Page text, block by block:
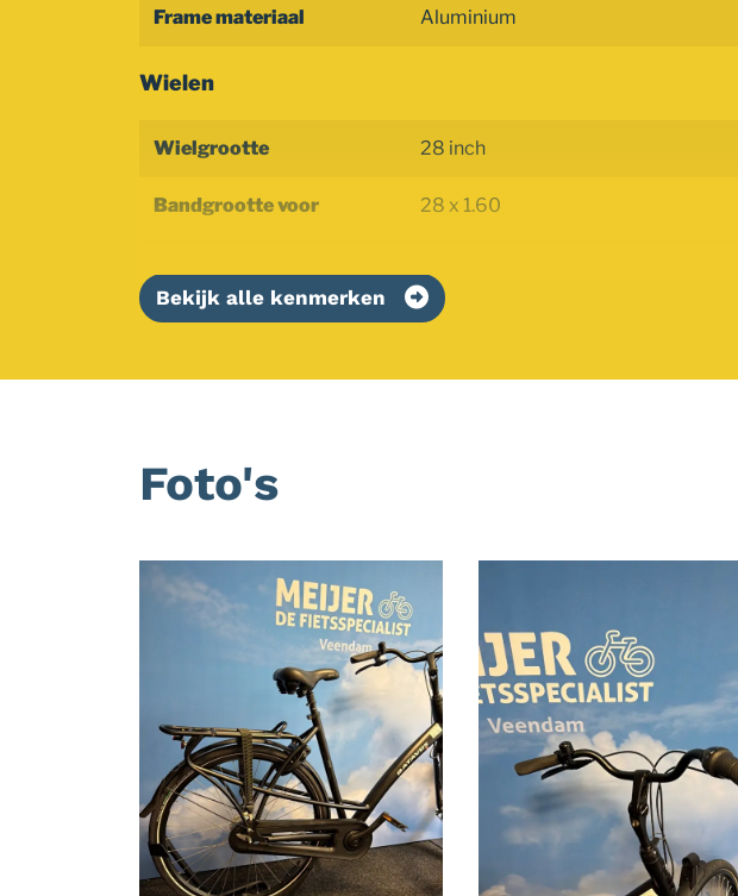
Frame materiaal Aluminium
Wielen
Wielgrootte 28 inch
Bandgrootte voor 28 x 1.60
Bekijk alle kenmerken
Foto's
overslaan